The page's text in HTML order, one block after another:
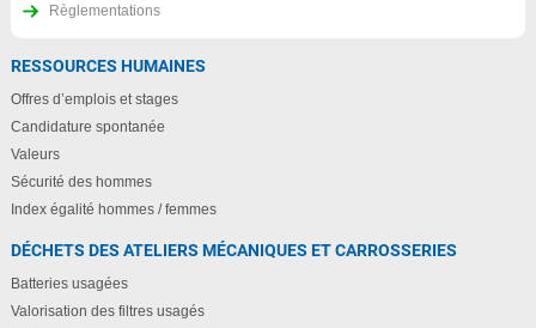
Règlementations
RESSOURCES HUMAINES
Offres d’emplois et stages
Candidature spontanée
Valeurs
Sécurité des hommes
Index égalité hommes / femmes
DÉCHETS DES ATELIERS MÉCANIQUES ET CARROSSERIES
Batteries usagées
Valorisation des filtres usagés